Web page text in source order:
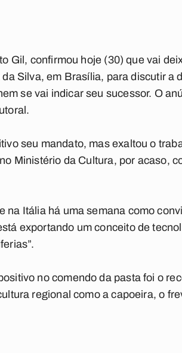
Gil, confirmou hoje (30) que vai
Silva, em Brasília, para discutir a
se vai indicar seu sucessor. O
seu mandato, mas exaltou o
Ministério da Cultura, por acaso,
na Itália há uma semana como
exportando um conceito de
no comendo da pasta foi o
regional como a capoeira, o